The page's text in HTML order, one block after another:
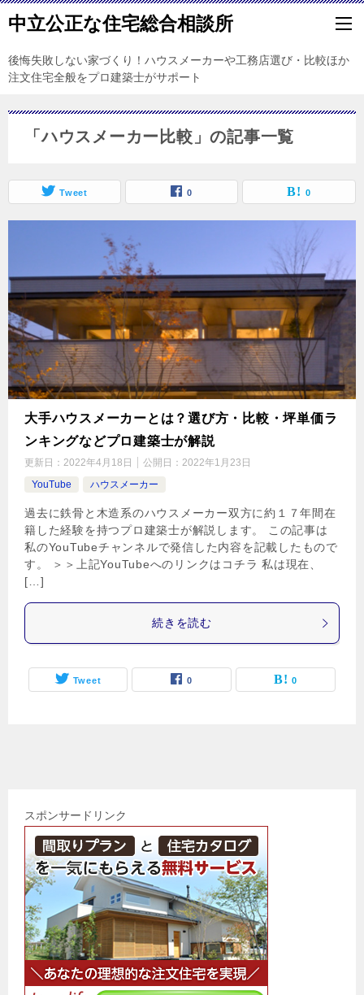
中立公正な住宅総合相談所
後悔失敗しない家づくり！ハウスメーカーや工務店選び・比較ほか
注文住宅全般をプロ建築士がサポート
「ハウスメーカー比較」の記事一覧
Tweet 0 0
大手ハウスメーカーとは？選び方・比較・坪単価ラ
ンキングなどプロ建築士が解説
更新日： 2022年4月18日 公開日： 2022年1月23日
YouTube
ハウスメーカー
過去に鉄骨と木造系のハウスメーカー双方に約１７年間在
籍した経験を持つプロ建築士が解説します。 この記事は
私のYouTubeチャンネルで発信した内容を記載したもので
す。 ＞＞上記YouTubeへのリンクはコチラ 私は現在、
[…]
続きを読む
Tweet 0 0
スポンサードリンク